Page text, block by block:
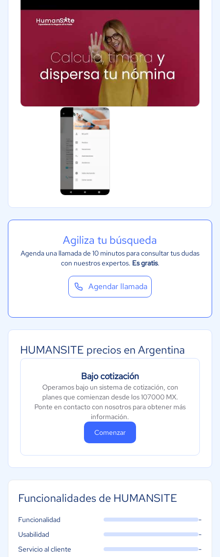
Seguros
Legales
Bienes raíces
Minorista
Financiera
Manufactura
Automotriz
Comercio Electrónico
Ventas y servicios
Aeroespacial y defensa
Contabilidad
Moda y textiles
Agiliza tu búsqueda
Agenda una llamada de 10 minutos para consultar tus dudas
con nuestros expertos. Es gratis.
Agendar llamada
HUMANSITE precios en Argentina
Bajo cotización
Operamos bajo un sistema de cotización, con
planes que comienzan desde los 107000 MX.
Ponte en contacto con nosotros para obtener más
información.
Comenzar
Funcionalidades de HUMANSITE
Funcionalidad -
Usabilidad -
Servicio al cliente -